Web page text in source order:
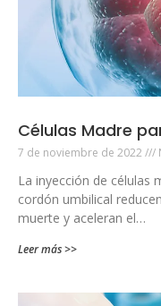
Células Madre
7 de noviembre de 2022
La inyección de células
cordón umbilical
muerte y aceleran el…
Leer más >>